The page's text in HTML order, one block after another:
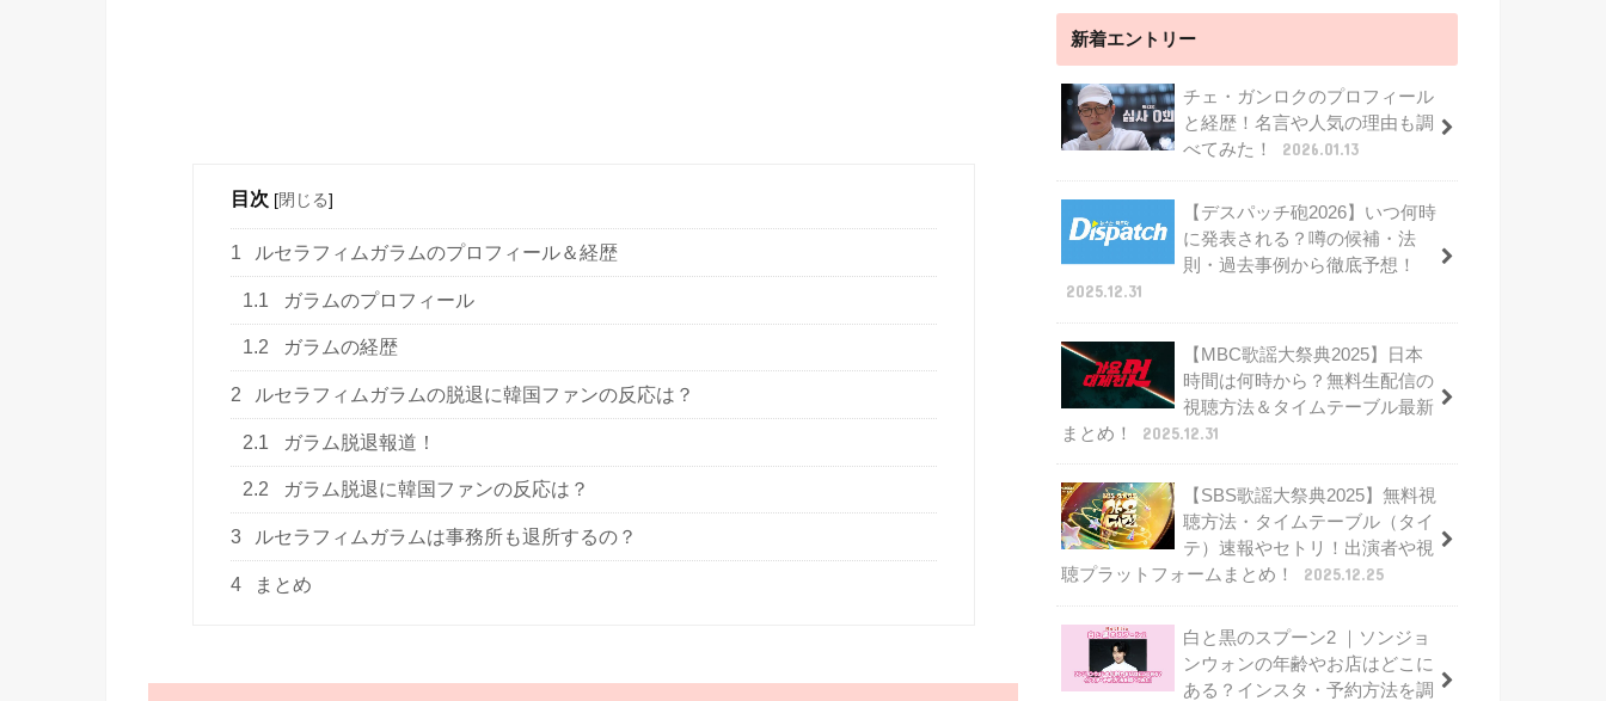
目次 [閉じる]
1 ルセラフィムガラムのプロフィール＆経歴
1.1 ガラムのプロフィール
1.2 ガラムの経歴
2 ルセラフィムガラムの脱退に韓国ファンの反応は？
2.1 ガラム脱退報道！
2.2 ガラム脱退に韓国ファンの反応は？
3 ルセラフィムガラムは事務所も退所するの？
4 まとめ
新着エントリー
チェ・ガンロクのプロフィール
と経歴！名言や人気の理由も調
べてみた！
2026.01.13
【デスパッチ砲2026】いつ何時
に発表される？噂の候補・法
則・過去事例から徹底予想！
2025.12.31
【MBC歌謡大祭典2025】日本
時間は何時から？無料生配信の
視聴方法＆タイムテーブル最新
まとめ！
2025.12.31
【SBS歌謡大祭典2025】無料視
聴方法・タイムテーブル（タイ
テ）速報やセトリ！出演者や視
聴プラットフォームまとめ！
2025.12.25
白と黒のスプーン2 ｜ソンジョ
ンウォンの年齢やお店はどこに
ある？インスタ・予約方法を調